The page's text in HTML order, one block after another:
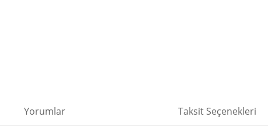
Yorumlar Taksit Seçenekleri